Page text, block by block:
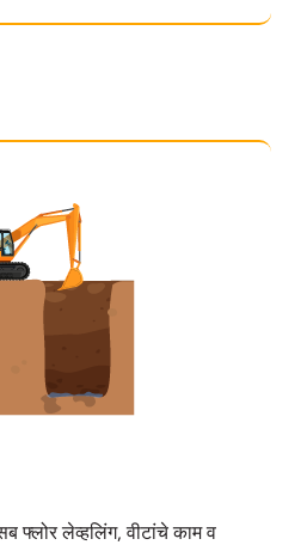
फ्लोर लेव्हलिंग, वीटांचे काम व